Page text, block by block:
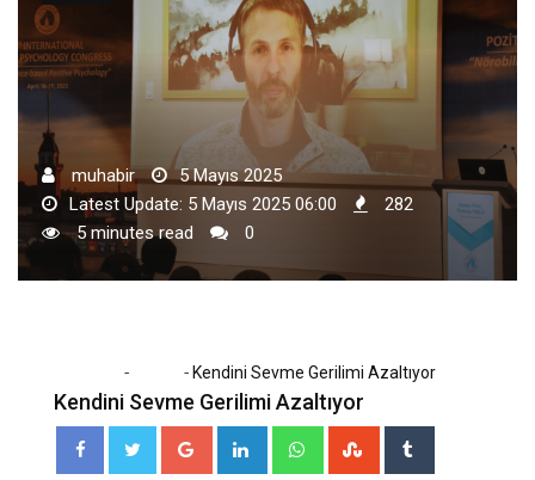
muhabir
5 Mayıs 2025
Latest Update: 5 Mayıs 2025 06:00
282
5 minutes read
0
- -Kendini Sevme Gerilimi Azaltıyor
Kendini Sevme Gerilimi Azaltıyor
Google+ LinkedIn WhatsappStumbleUpon